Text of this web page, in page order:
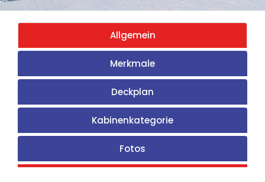
Allgemein
Merkmale
Deckplan
Kabinenkategorie
Fotos